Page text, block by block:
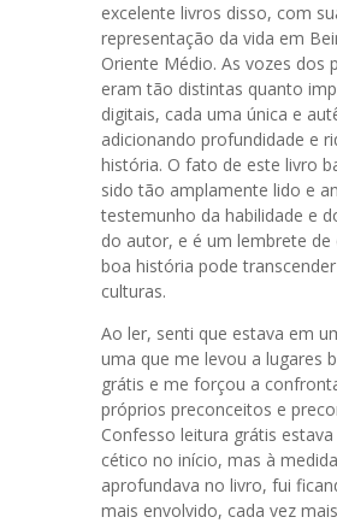
excelente livros disso, com
representação da vida em
Oriente Médio. As vozes dos
eram tão distintas quanto
digitais, cada uma única e
adicionando profundidade e
história. O fato de este livro
sido tão amplamente lido e
testemunho da habilidade e
do autor, e é um lembrete de
boa história pode
culturas.
Ao ler, senti que estava em
uma que me levou a lugares
grátis e me forçou a
próprios preconceitos e
Confesso leitura grátis
cético no início, mas à
aprofundava no livro, fui
mais envolvido, cada vez